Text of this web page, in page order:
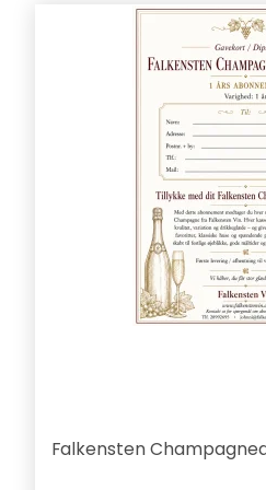
Falkensten